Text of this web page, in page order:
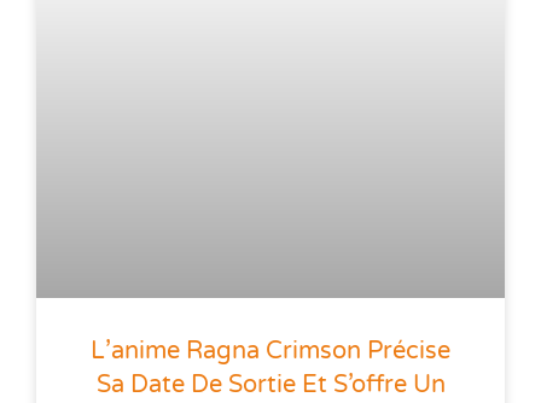
L’anime Ragna Crimson Précise
Sa Date De Sortie Et S’offre Un